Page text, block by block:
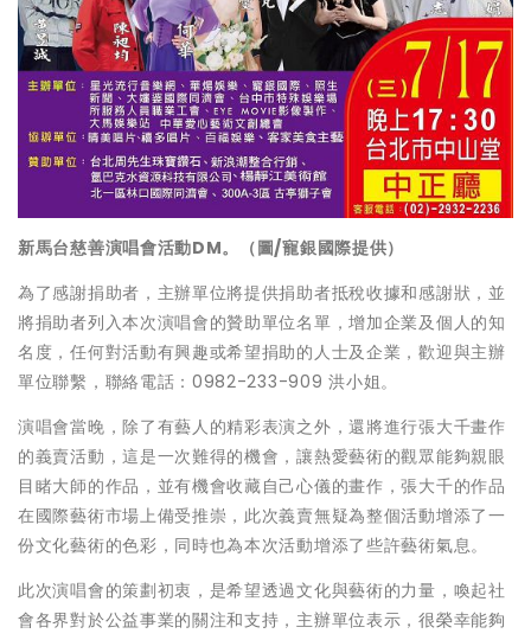
新馬台慈善演唱會活動DM。（圖/寵銀國際提供）
為了感謝捐助者，主辦單位將提供捐助者抵稅收據和感謝狀，並
將捐助者列入本次演唱會的贊助單位名單，增加企業及個人的知
名度，任何對活動有興趣或希望捐助的人士及企業，歡迎與主辦
單位聯繫，聯絡電話：0982-233-909 洪小姐。
演唱會當晚，除了有藝人的精彩表演之外，還將進行張大千畫作
的義賣活動，這是一次難得的機會，讓熱愛藝術的觀眾能夠親眼
目睹大師的作品，並有機會收藏自己心儀的畫作，張大千的作品
在國際藝術市場上備受推崇，此次義賣無疑為整個活動增添了一
份文化藝術的色彩，同時也為本次活動增添了些許藝術氣息。
此次演唱會的策劃初衷，是希望透過文化與藝術的力量，喚起社
會各界對於公益事業的關注和支持，主辦單位表示，很榮幸能夠